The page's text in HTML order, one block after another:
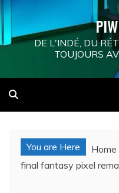
Skip
to
contentDE L'INDÉ, DU
TOUJOURS
You are Here
Home
final fantasy pixel